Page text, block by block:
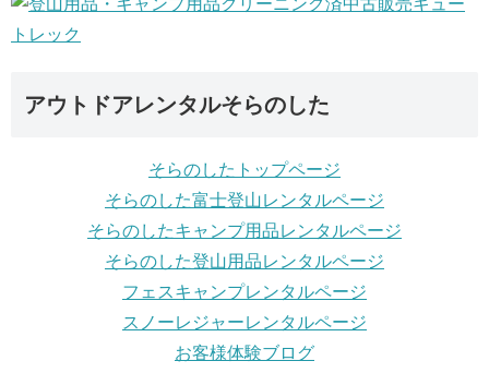
アウトドアレンタルそらのした
そらのしたトップページ
そらのした富士登山レンタルページ
そらのしたキャンプ用品レンタルページ
そらのした登山用品レンタルページ
フェスキャンプレンタルページ
スノーレジャーレンタルページ
お客様体験ブログ